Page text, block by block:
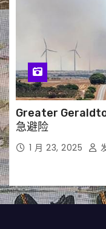
Greater
急避险
1 月 23, 2025